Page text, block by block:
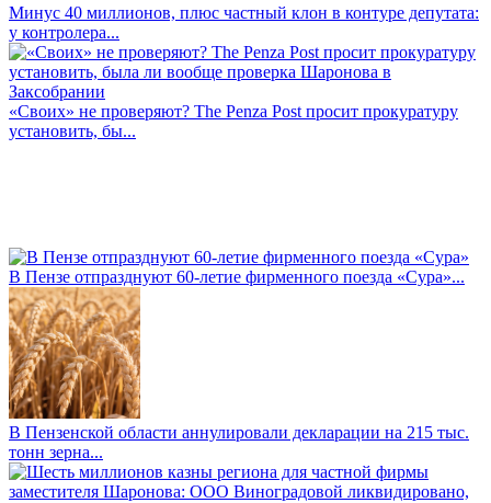
Минус 40 миллионов, плюс частный клон в контуре депутата:
у контролера...
«Своих» не проверяют? The Penza Post просит прокуратуру
установить, бы...
В Пензе отпразднуют 60-летие фирменного поезда «Сура»...
В Пензенской области аннулировали декларации на 215 тыс.
тонн зерна...